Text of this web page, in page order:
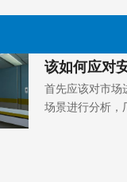
该如何应对
首先应该对市场
场景进行分析，